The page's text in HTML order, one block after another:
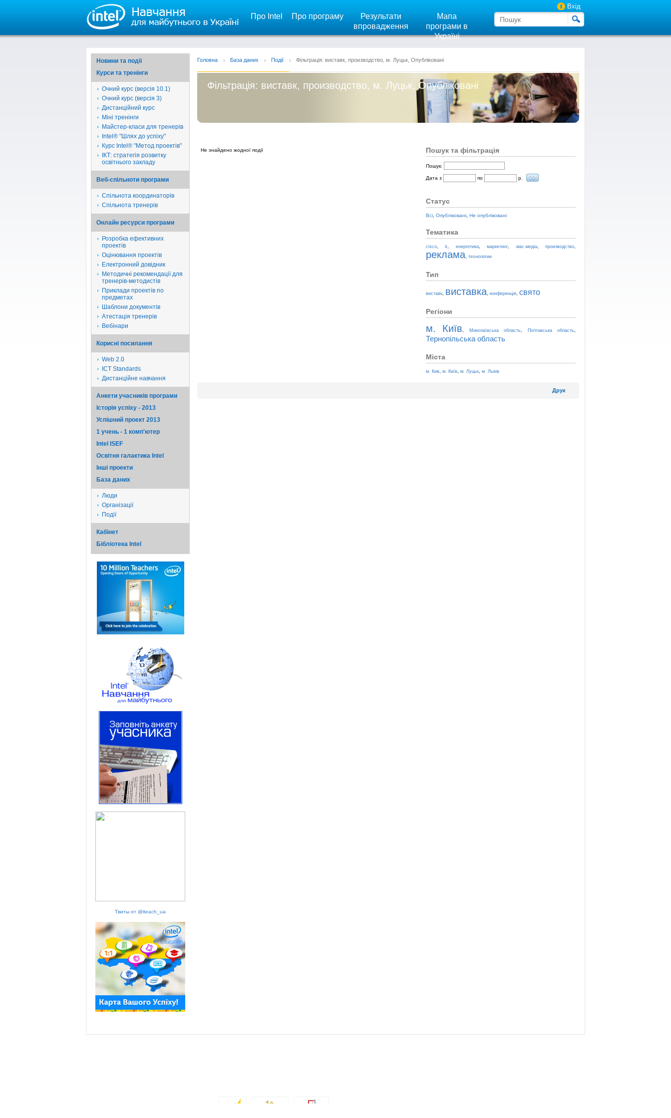
Вхід
Про Intel Про програму
Результати
впровадження
Мапа
програми в
Україні
Новини та події
Курси та тренінги
Очний курс (версія 10.1)
Очний курс (версія 3)
Дистанційний курс
Міні тренінги
Майстер-класи для тренерів
Intel® "Шлях до успіху"
Курс Intel® "Метод проектів"
ІКТ: стратегія розвитку
освітнього закладу
Веб-спільноти програми
Спільнота координаторів
Спільнота тренерів
Онлайн ресурси програми
Розробка ефективних
проектів
Оцінювання проектів
Електронний довідник
Методичні рекомендації для
тренерів-методистів
Приклади проектів по
предметах
Шаблони документів
Атестація тренерів
Вебінари
Корисні посилання
Web 2.0
ICT Standards
Дистанційне навчання
Анкети учасників програми
Історія успіху - 2013
Успішний проект 2013
1 учень - 1 комп'ютер
Intel ISEF
Освітня галактика Intel
Iншi проекти
База даних
Люди
Організації
Події
Кабінет
Бібліотека Intel
Твиты от @iteach_ua
Головна База даних Події Фільтрація: виставк, производство, м. Луцьк, Опубліковані
Фільтрація: виставк, производство, м. Луцьк, Опубліковані
Не знайдено жодної події Пошук та фільтрація
Пошук:
Дата з по р.
Статус
Всі Опубліковані Не опубліковані
Тематика
cisco ,it енергетика,маркетинг мас-медіа,производство
реклама технологии
Тип
виставк виставка конференція свято
Регіони
м. Київ Миколаївська область Полтавська область
Тернопільська область
Міста
м. Кив м. Київ м. Луцьк м. Львів
Друк